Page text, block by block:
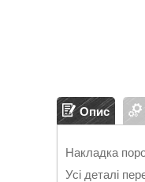
Опис
Накладка
Усі деталі